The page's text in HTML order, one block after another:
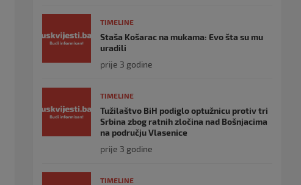
TIMELINE
Staša Košarac na mukama: Evo šta su mu
uradili
prije 3 godine
TIMELINE
Tužilaštvo BiH podiglo optužnicu protiv tri
Srbina zbog ratnih zločina nad Bošnjacima
na području Vlasenice
prije 3 godine
TIMELINE